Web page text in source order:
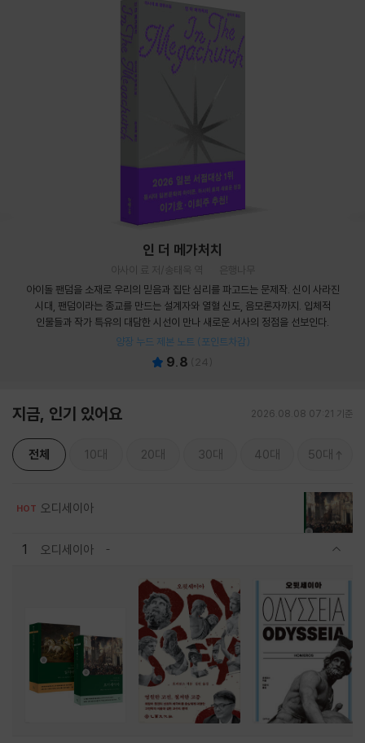
인 더 메가처치
아사이 료 저/송태욱 역
은행나무
아이돌 팬덤을 소재로 우리의 믿음과 집단 심리를 파고드는 문제작. 신이 사라진
시대, 팬덤이라는 종교를 만드는 설계자와 열혈 신도, 음모론자까지. 입체적
인물들과 작가 특유의 대담한 시선이 만나 새로운 서사의 정점을 선보인다.
양장 누드 제본 노트 (포인트차감)
9.8 24
지금, 인기 있어요 2026.08.08 07:21 기준
전체 10대 20대 30대 40대 50대
HOT 오디세이아
1 오디세이아